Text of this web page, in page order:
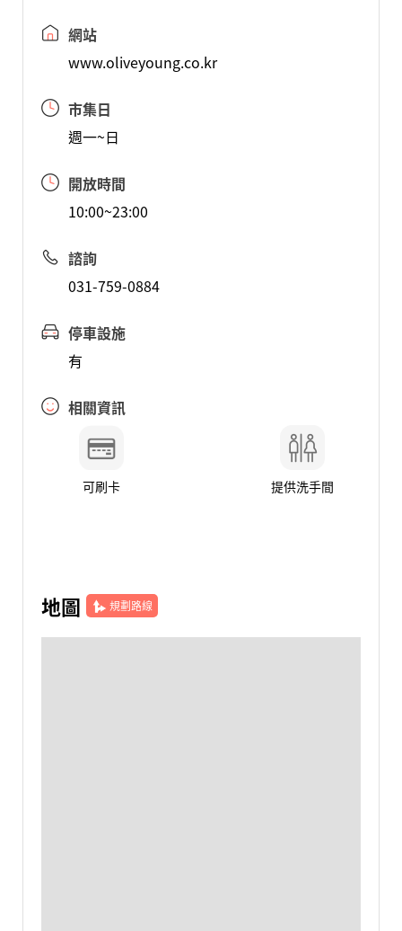
網站
www.oliveyoung.co.kr
市集日
週一~日
開放時間
10:00~23:00
諮詢
031-759-0884
停車設施
有
相關資訊
可刷卡 提供洗手間
地圖 規劃路線